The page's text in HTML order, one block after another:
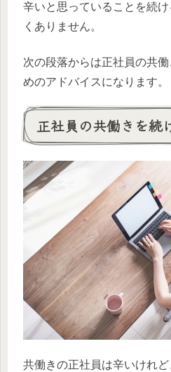
辛いと思っていることを続
くありません。
次の段落からは正社員の共
めのアドバイスになります。
正社員の共働きを続
共働きの正社員は辛いけれ